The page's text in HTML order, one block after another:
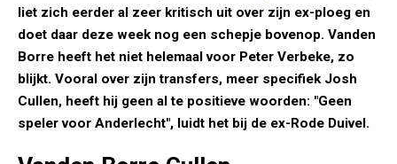
liet zich eerder al zeer kritisch uit over zijn ex-ploeg en
doet daar deze week nog een schepje bovenop. Vanden
Borre heeft het niet helemaal voor Peter Verbeke, zo
blijkt. Vooral over zijn transfers, meer specifiek Josh
Cullen, heeft hij geen al te positieve woorden: "Geen
speler voor Anderlecht", luidt het bij de ex-Rode Duivel.